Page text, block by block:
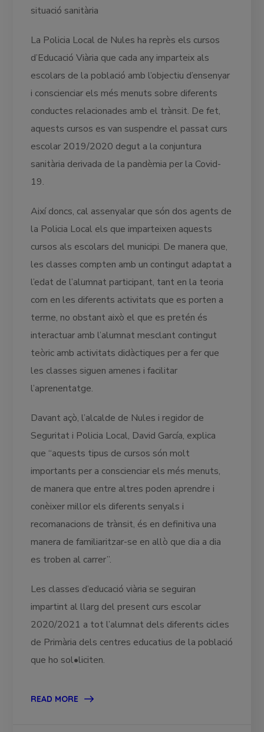
situació sanitària
La Policia Local de Nules ha reprès els cursos
d’Educació Viària que cada any imparteix als
escolars de la població amb l’objectiu d’ensenyar
i conscienciar els més menuts sobre diferents
conductes relacionades amb el trànsit. De fet,
aquests cursos es van suspendre el passat curs
escolar 2019/2020 degut a la conjuntura
sanitària derivada de la pandèmia per la Covid-
19.
Així doncs, cal assenyalar que són dos agents de
la Policia Local els que imparteixen aquests
cursos als escolars del municipi. De manera que,
les classes compten amb un contingut adaptat a
l’edat de l’alumnat participant, tant en la teoria
com en les diferents activitats que es porten a
terme, no obstant això el que es pretén és
interactuar amb l’alumnat mesclant contingut
teòric amb activitats didàctiques per a fer que
les classes siguen amenes i facilitar
l’aprenentatge.
Davant açò, l’alcalde de Nules i regidor de
Seguritat i Policia Local, David García, explica
que “aquests tipus de cursos són molt
importants per a conscienciar els més menuts,
de manera que entre altres poden aprendre i
conèixer millor els diferents senyals i
recomanacions de trànsit, és en definitiva una
manera de familiaritzar-se en allò que dia a dia
es troben al carrer”.
Les classes d’educació viària se seguiran
impartint al llarg del present curs escolar
2020/2021 a tot l’alumnat dels diferents cicles
de Primària dels centres educatius de la població
que ho sol•liciten.
READ MORE